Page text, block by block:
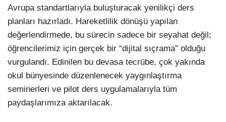
Avrupa standartlarıyla buluşturacak yenilikçi ders
planları hazırladı. Hareketlilik dönüşü yapılan
değerlendirmede, bu sürecin sadece bir seyahat değil;
öğrencilerimiz için gerçek bir “dijital sıçrama” olduğu
vurgulandı. Edinilen bu devasa tecrübe, çok yakında
okul bünyesinde düzenlenecek yaygınlaştırma
seminerleri ve pilot ders uygulamalarıyla tüm
paydaşlarımıza aktarılacak.